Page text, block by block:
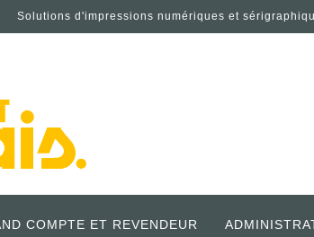
Solutions d'impressions numériques et
COMPTE ET REVENDEUR